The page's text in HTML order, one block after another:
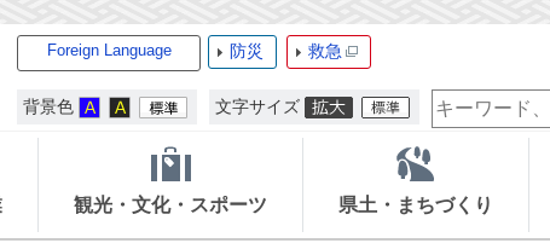
Foreign Language 防災 救急
背景色 文字サイズ
検
索
ー
ー
ド
観光・文化・スポーツ 県土・まちづくり